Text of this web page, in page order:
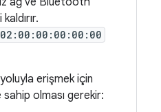
02:00:00:00:00:00
erişmek için
sahip olması gerekir: